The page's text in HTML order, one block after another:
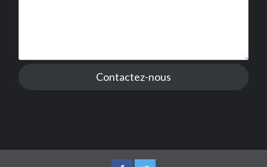
Contactez-nous